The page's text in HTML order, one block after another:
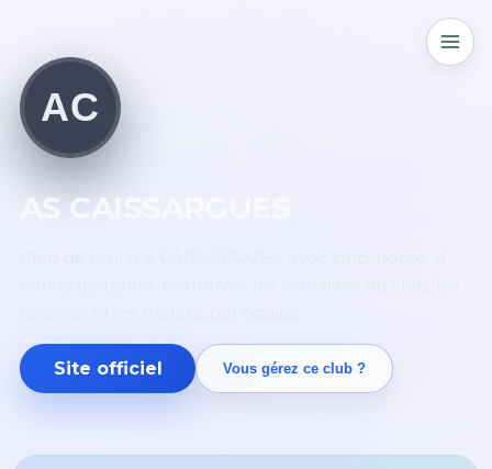
AC
AS CAISSARGUES
Site officiel Vous gérez ce club ?